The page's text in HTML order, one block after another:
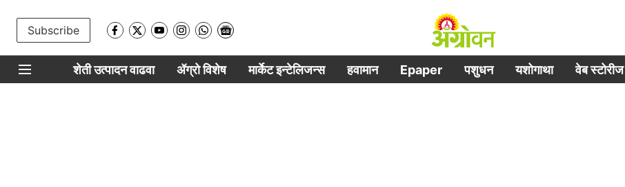
Subscribe
शेती उत्पादन वाढवा ॲग्रो विशेष मार्केट इन्टेलिजन्स हवामान Epaper पशुधन यशोगाथा वेब स्टोरीज